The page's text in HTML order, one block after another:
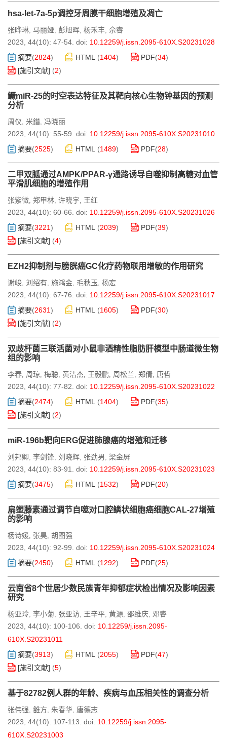
hsa-let-7a-5p调控牙周膜干细胞增殖及凋亡
张晔琳, 马丽娅, 彭旭晖, 杨禾丰, 佘睿
2023, 44(10): 47-54. doi: 10.12259/j.issn.2095-610X.S20231028
摘要(2824) HTML (1404) PDF(34)
[施引文献] (2)
鳜miR-25的时空表达特征及其靶向核心生物钟基因的预测
分析
周仪, 米鍇, 冯晓丽
2023, 44(10): 55-59. doi: 10.12259/j.issn.2095-610X.S20231010
摘要(2525) HTML (1489) PDF(28)
二甲双胍通过AMPK/PPAR-γ通路诱导自噬抑制高糖对血管
平滑肌细胞的增殖作用
张紫微, 郑甲林, 许晓宇, 王红
2023, 44(10): 60-66. doi: 10.12259/j.issn.2095-610X.S20231026
摘要(3221) HTML (2039) PDF(39)
[施引文献] (4)
EZH2抑制剂与膀胱癌GC化疗药物联用增敏的作用研究
谢峻, 刘绍有, 施鸿金, 毛秋玉, 杨宏
2023, 44(10): 67-76. doi: 10.12259/j.issn.2095-610X.S20231017
摘要(2631) HTML (1605) PDF(30)
[施引文献] (2)
双歧杆菌三联活菌对小鼠非酒精性脂肪肝模型中肠道微生物
组的影响
李春, 周琼, 梅聪, 黄洁杰, 王毅鹏, 周松兰, 郑倩, 唐哲
2023, 44(10): 77-82. doi: 10.12259/j.issn.2095-610X.S20231022
摘要(2474) HTML (1404) PDF(35)
[施引文献] (2)
miR-196b靶向ERG促进肺腺癌的增殖和迁移
刘邦卿, 李剑锋, 刘晓辉, 张劲男, 梁金屏
2023, 44(10): 83-91. doi: 10.12259/j.issn.2095-610X.S20231023
摘要(3475) HTML (1532) PDF(20)
扁塑藤素通过调节自噬对口腔鳞状细胞癌细胞CAL-27增殖
的影响
杨诗媛, 张昊, 胡图强
2023, 44(10): 92-99. doi: 10.12259/j.issn.2095-610X.S20231024
摘要(2450) HTML (1292) PDF(25)
云南省8个世居少数民族青年抑郁症状检出情况及影响因素
研究
杨亚玲, 李小菊, 张亚访, 王辛平, 黄源, 邵维庆, 邓睿
2023, 44(10): 100-106. doi: 10.12259/j.issn.2095-
610X.S20231011
摘要(3913) HTML (2055) PDF(47)
[施引文献] (5)
基于82782例人群的年龄、疾病与血压相关性的调查分析
张伟强, 雒方, 朱春华, 唐德志
2023, 44(10): 107-113. doi: 10.12259/j.issn.2095-
610X.S20231003